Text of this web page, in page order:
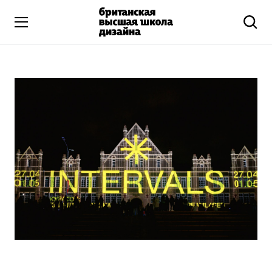
Все программы
Дополнительное образование
Коммуникационный и цифровой дизайн